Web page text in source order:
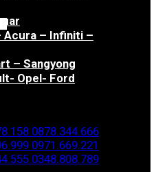
0878.344.666
0971.669.221
0348.808.789
Acura – Infiniti –
– Sangyong
Opel- Ford